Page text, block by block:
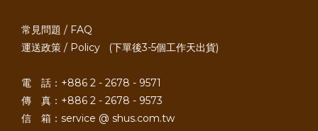
常見問題 / FAQ
運送政策 / Policy (下單後3-5個工作天出貨)
電 話：+886 2 - 2678 - 9571
傳 真：+886 2 - 2678 - 9573
信 箱：service @ shus.com.tw